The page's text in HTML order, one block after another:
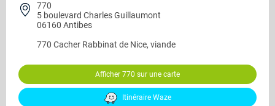
770
5 boulevard Charles Guillaumont
06160 Antibes
770 Cacher Rabbinat de Nice, viande
Afficher 770 sur une carte
Itinéraire Waze